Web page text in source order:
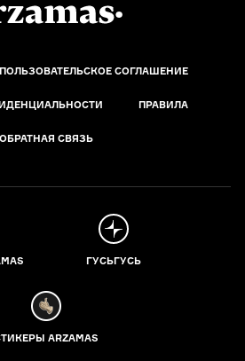
ПОЛЬЗОВАТЕЛЬСКОЕ СОГЛАШЕНИЕ
ПРАВИЛА
ОБРАТНАЯ СВЯЗЬ
ГУСЬГУСЬ
ARZAMAS